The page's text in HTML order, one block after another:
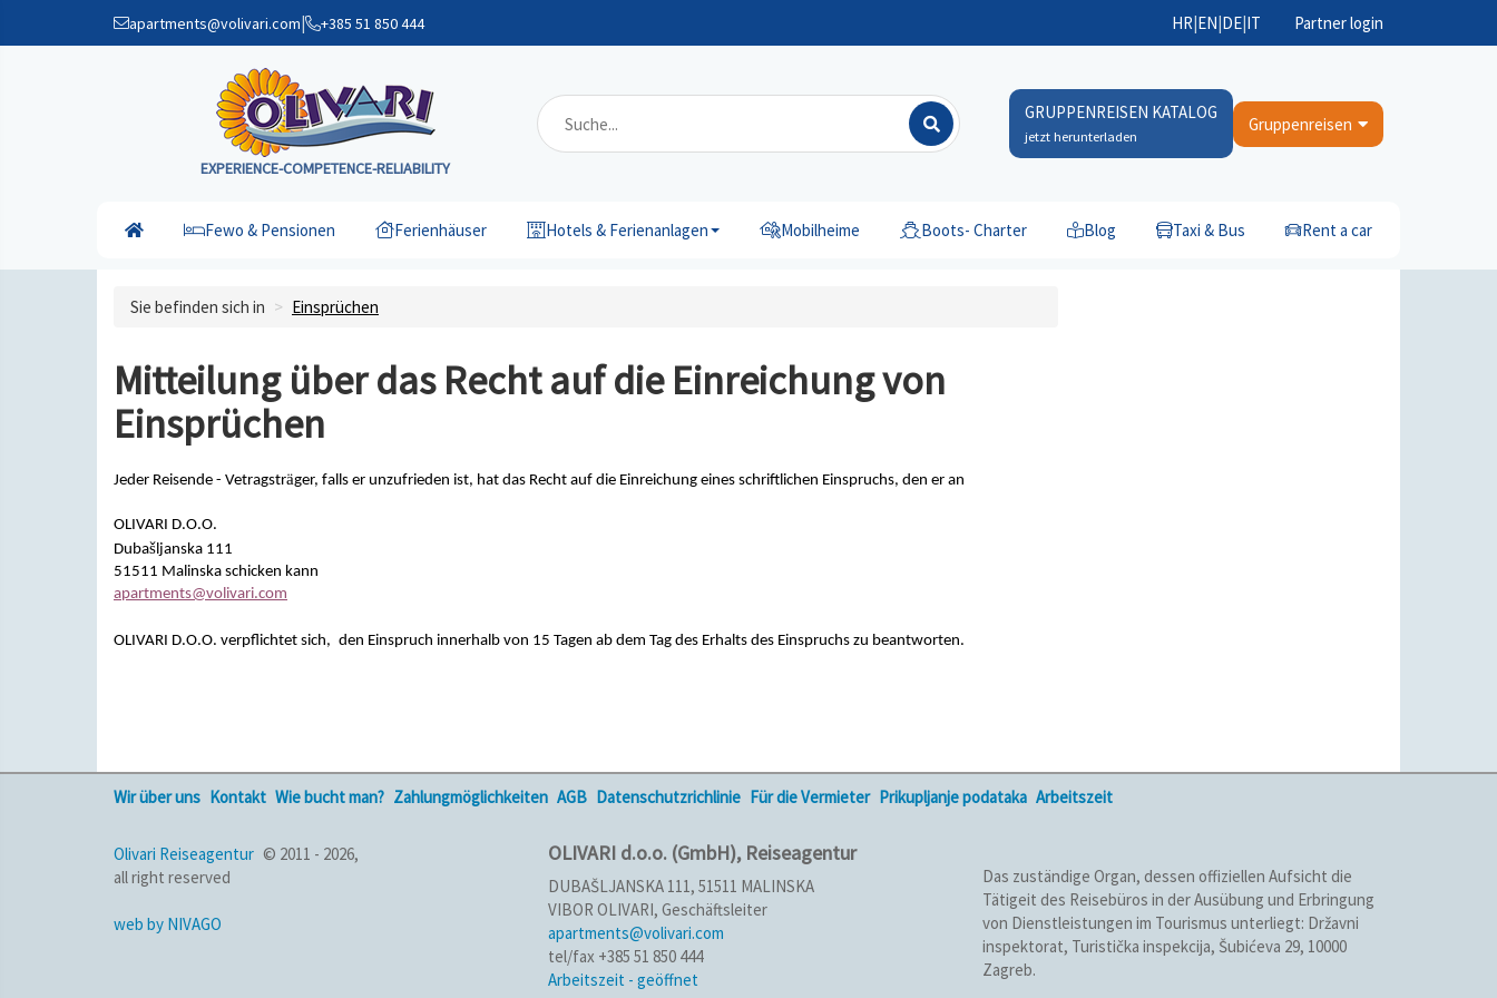
apartments@volivari.com| +385 51 850 444 HR|EN|DE|IT Partner login
EXPERIENCE-COMPETENCE-RELIABILITY
GRUPPENREISEN KATALOG
jetzt herunterladen
Gruppenreisen
Fewo & Pensionen Ferienhäuser Hotels & Ferienanlagen Mobilheime Boots- Charter Blog Taxi & Bus Rent a car
Sie befinden sich in Einsprüchen
Mitteilung über das Recht auf die Einreichung von
Einsprüchen
Jeder Reisende - Vetragsträger, falls er unzufrieden ist, hat das Recht auf die Einreichung eines schriftlichen Einspruchs, den er an
OLIVARI D.O.O.
Dubašljanska 111
51511 Malinska schicken kann
apartments@volivari.com
OLIVARI D.O.O. verpflichtet sich, den Einspruch innerhalb von 15 Tagen ab dem Tag des Erhalts des Einspruchs zu beantworten.
Wir über uns Kontakt Wie bucht man? Zahlungmöglichkeiten AGB Datenschutzrichlinie Für die Vermieter Prikupljanje podataka Arbeitszeit
Olivari Reiseagentur © 2011 - 2026,
all right reserved
web by NIVAGO
OLIVARI d.o.o. (GmbH), Reiseagentur
DUBAŠLJANSKA 111, 51511 MALINSKA
VIBOR OLIVARI, Geschäftsleiter
apartments@volivari.com
tel/fax +385 51 850 444
Arbeitszeit - geöffnet
Das zuständige Organ, dessen offiziellen Aufsicht die
Tätigeit des Reisebüros in der Ausübung und Erbringung
von Dienstleistungen im Tourismus unterliegt: Državni
inspektorat, Turistička inspekcija, Šubićeva 29, 10000
Zagreb.